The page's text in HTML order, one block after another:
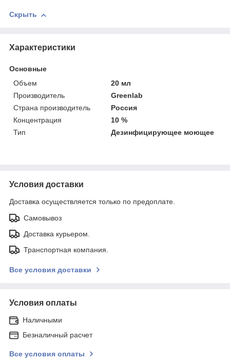
Скрыть
Характеристики
Основные
Объем
20 мл
Производитель
Greenlab
Страна производитель
Россия
Концентрация
10 %
Тип
Дезинфицирующее моющее
Условия доставки
Доставка осуществляется только по предоплате.
Самовывоз
Доставка курьером.
Транспортная компания.
Все условия доставки
Условия оплаты
Наличными
Безналичный расчет
Все условия оплаты